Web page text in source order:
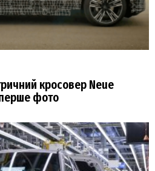
кросовер Neue
фото